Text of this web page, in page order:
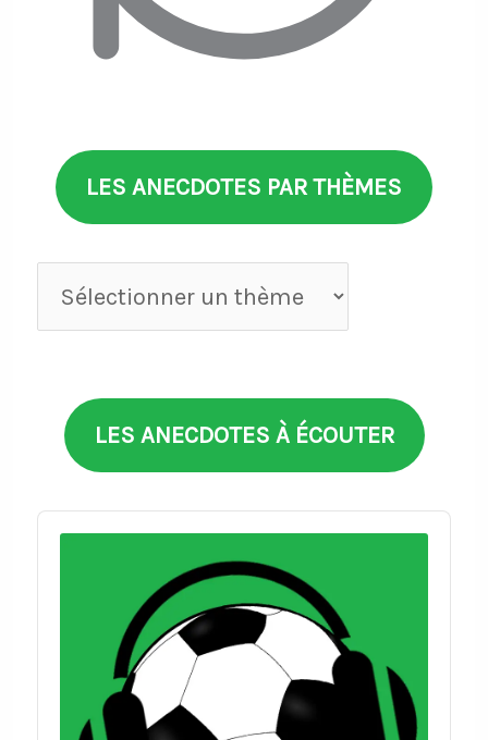
LES ANECDOTES PAR THÈMES
Anecdotes
par
LES ANECDOTES À ÉCOUTER
Audio
Player